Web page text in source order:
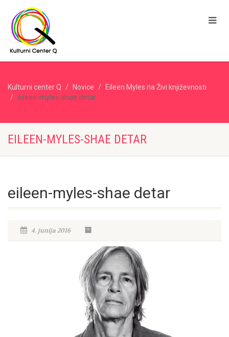
Kulturni center Q Novice
Eileen Myles na Živi književnosti
eileen-myles-shae detar
EILEEN-MYLES-SHAE DETAR
eileen-myles-shae detar
4. junija 2016